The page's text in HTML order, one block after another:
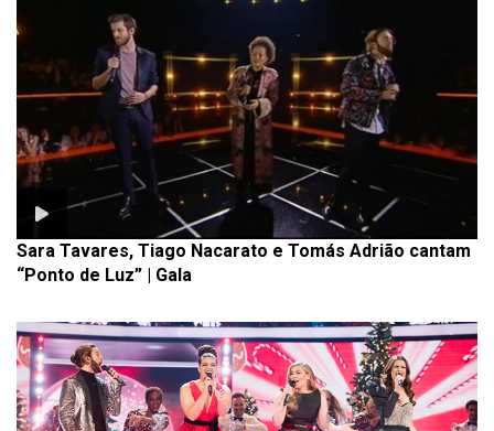
Sara Tavares, Tiago Nacarato e Tomás Adrião cantam
“Ponto de Luz” | Gala